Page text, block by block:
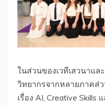
ในส่วนของเวทีเสวนาแล
วิทยากรจากหลายภาคส่
เรื่อง AI, Creative